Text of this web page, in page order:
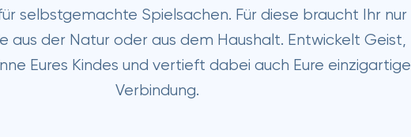
selbstgemachte Spielsachen. Für diese braucht Ihr nur
aus der Natur oder aus dem Haushalt. Entwickelt Geist,
Eures Kindes und vertieft dabei auch Eure einzigartige
Verbindung.